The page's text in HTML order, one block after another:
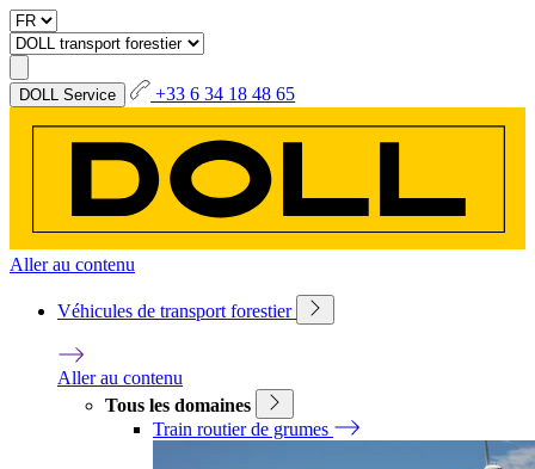
DOLL Service +33 6 34 18 48 65
Aller au contenu
Véhicules de transport forestier
Aller au contenu
Tous les domaines
Train routier de grumes